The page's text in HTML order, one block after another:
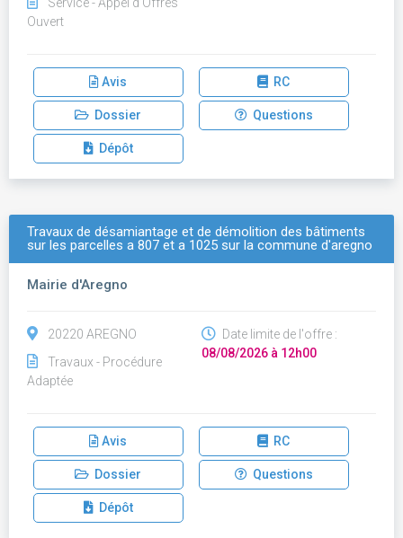
Ouvert
Avis RC
Dossier Questions
Dépôt
Travaux de désamiantage et de démolition des bâtiments
sur les parcelles a 807 et a 1025 sur la commune d'aregno
Mairie d'Aregno
20220 AREGNO
Travaux - Procédure
Adaptée
Date limite de l'offre :
08/08/2026 à 12h00
Avis RC
Dossier Questions
Dépôt